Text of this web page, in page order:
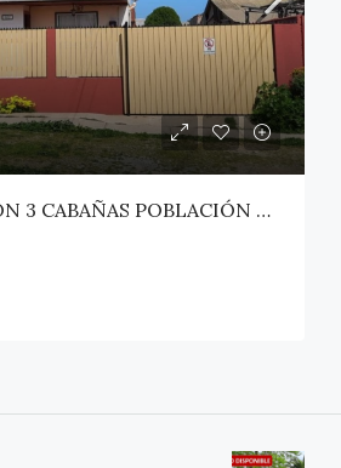
PROPIEDAD CON 3 CABAÑAS POBLACIÓN ROSS – PICHILEMU